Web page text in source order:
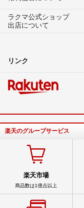
ラクマ公式ショップ
出店について
リンク
楽天のグループサービス
楽天市場
商品数は1億点以上